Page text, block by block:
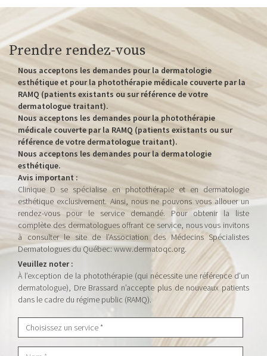
Prendre rendez-vous
Nous acceptons les demandes pour la dermatologie
esthétique et pour la photothérapie médicale couverte par la
RAMQ (patients existants ou sur référence de votre
dermatologue traitant).
Nous acceptons les demandes pour la photothérapie
médicale couverte par la RAMQ (patients existants ou sur
référence de votre dermatologue traitant).
Nous acceptons les demandes pour la dermatologie
esthétique.
Avis important :
Clinique D se spécialise en photothérapie et en dermatologie
esthétique exclusivement. Ainsi, nous ne pouvons vous allouer un
rendez-vous pour le service demandé. Pour obtenir la liste
complète des dermatologues offrant ce service, nous vous invitons
à consulter le site de l’Association des Médecins Spécialistes
Dermatologues du Québec: www.dermatoqc.org.
Veuillez noter :
À l’exception de la photothérapie (qui nécessite une référence d’un
dermatologue), Dre Brassard n’accepte plus de nouveaux patients
dans le cadre du régime public (RAMQ).